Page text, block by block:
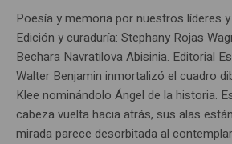
Poesía y memoria por nuestros líderes
Edición y curaduría: Stephany Rojas
Bechara Navratilova Abisinia. Editorial
Walter Benjamin inmortalizó el cuadro
Klee nominándolo Ángel de la historia.
cabeza vuelta hacia atrás, sus alas
mirada parece desorbitada al